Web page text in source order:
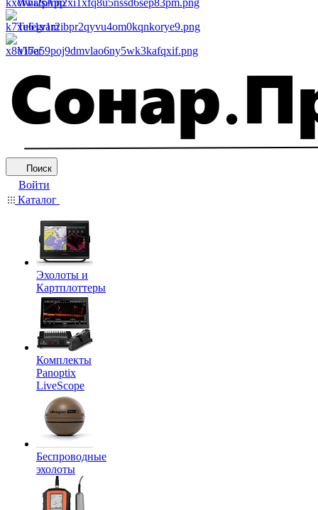
WhatsApp
Telegram
Viber
Поиск
Войти
Каталог
Эхолоты и
Картплоттеры
Комплекты
Panoptix
LiveScope
Беспроводные
эхолоты